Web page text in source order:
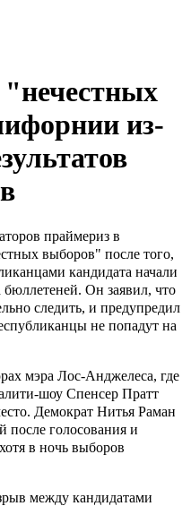
из-
праймериз в
выборов" после того,
кандидата начали
бюллетеней. Он заявил, что
следить, и предупредил
не попадут на
мэра Лос-Анджелеса, где
шоу Спенсер Пратт
Демократ Нитья Раман
после голосования и
в ночь выборов
между кандидатами